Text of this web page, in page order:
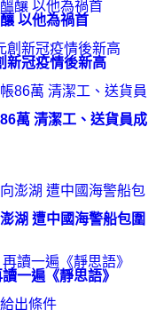
以他為禍首
新冠疫情後新高
萬 清潔工、送貨員成
湖 遭中國海警船包圍
一遍《靜思語》